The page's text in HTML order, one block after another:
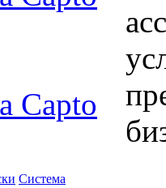
Capto
Система